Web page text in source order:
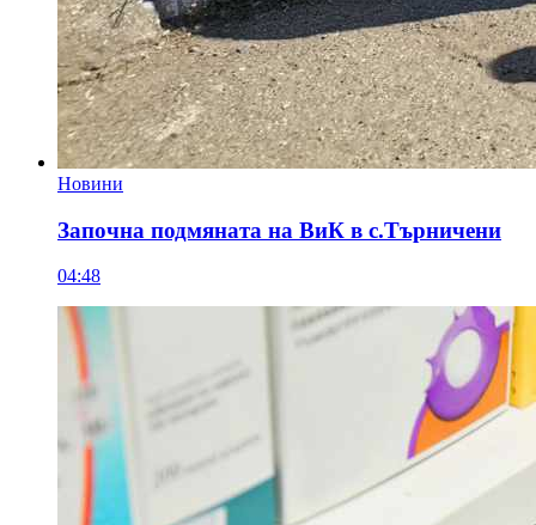
Новини
Започна подмяната на ВиК в с.Търничени
04:48